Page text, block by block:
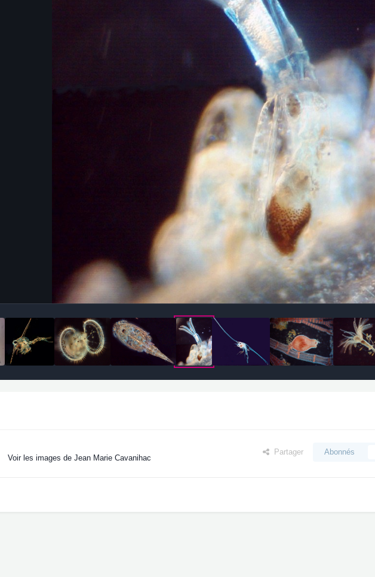
Voir les images de Jean Marie Cavanihac
Partager Abonnés